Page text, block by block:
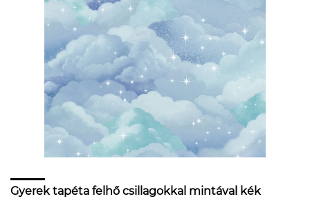
Gyerek tapéta felhő csillagokkal mintával kék